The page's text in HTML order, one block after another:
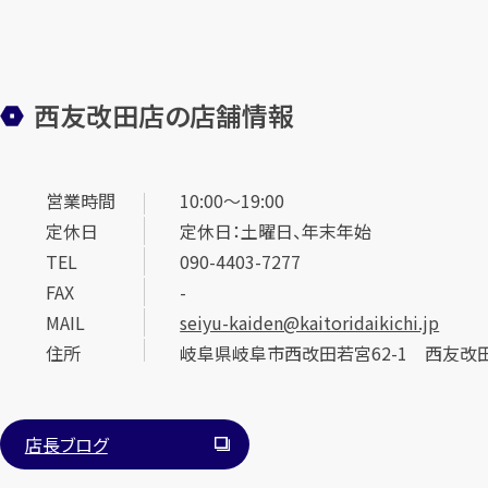
西友改田店の店舗情報
営業時間
10:00～19:00
定休日
定休日：土曜日、年末年始
TEL
090-4403-7277
FAX
-
MAIL
seiyu-kaiden@kaitoridaikichi.jp
住所
岐阜県岐阜市西改田若宮62-1 西友改
店長ブログ